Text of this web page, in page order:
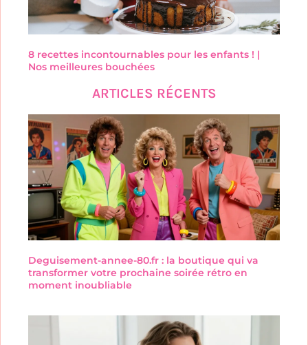
8 recettes incontournables pour les enfants ! |
Nos meilleures bouchées
ARTICLES RÉCENTS
Deguisement-annee-80.fr : la boutique qui va
transformer votre prochaine soirée rétro en
moment inoubliable